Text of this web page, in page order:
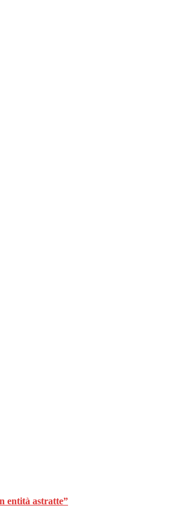
entità astratte”